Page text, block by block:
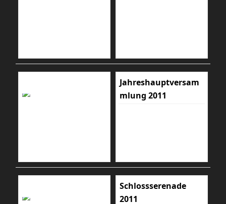
Jahreshauptversam
mlung 2011
Schlossserenade
2011